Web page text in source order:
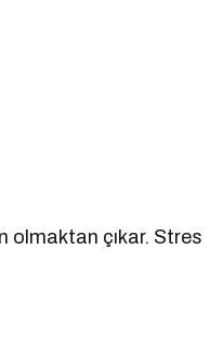
olmaktan çıkar. Stres